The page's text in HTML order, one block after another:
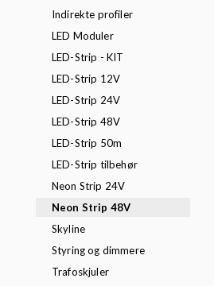
Indirekte profiler
LED Moduler
LED-Strip - KIT
LED-Strip 12V
LED-Strip 24V
LED-Strip 48V
LED-Strip 50m
LED-Strip tilbehør
Neon Strip 24V
Neon Strip 48V
Skyline
Styring og dimmere
Trafoskjuler